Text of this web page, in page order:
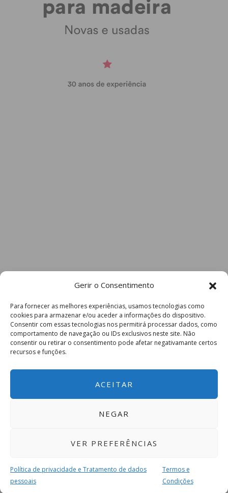
Gerir o Consentimento
Para fornecer as melhores experiências, usamos tecnologias como
cookies para armazenar e/ou aceder a informações do dispositivo.
Consentir com essas tecnologias nos permitirá processar dados, como
comportamento de navegação ou IDs exclusivos neste site. Não
consentir ou retirar o consentimento pode afetar negativamante certos
recursos e funções.
ACEITAR
NEGAR
VER PREFERÊNCIAS
Política de privacidade e Tratamento de dados
pessoais
Termos e
Condições